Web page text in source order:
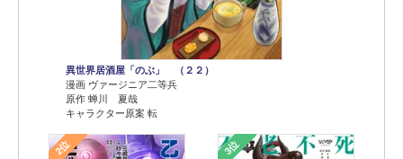
異世界居酒屋「のぶ」 （２２）
漫画 ヴァージニア二等兵
原作 蝉川 夏哉
キャラクター原案 転
2位 3位